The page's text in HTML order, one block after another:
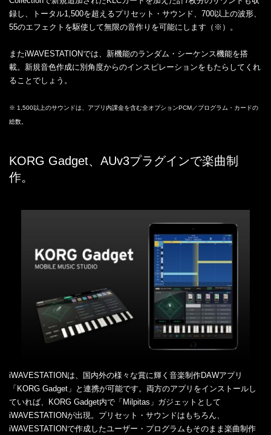
録し、トータル1,500を超えるプリセット・サウンド、700以上の波形、
55のエフェクトを駆使して無限の音作りを可能にします（※）。
またiWAVESTATIONでは、新機能のランダム・シーケンス機能を搭
載。新規音色作成に別角度からのインスピレーションをもたらしてくれ
ることでしょう。
※ 1,500以上のサウンドは、アプリ内課金を含む全オプションPCM／プログラム・カードの
総数。
KORG Gadget、AUv3プラグインで楽曲制
作。
iWAVESTATIONは、国内外の様々な賞に輝く音楽制作DAWアプリ
「KORG Gadget」と連携が可能です。両方のアプリをインストールし
ていれば、KORG Gadget内で「Milpitas」ガジェットとして
iWAVESTATIONが出現。プリセット・サウンドはもちろん、
iWAVESTATIONで作成したユーザー・プログラムもそのまま楽曲制作